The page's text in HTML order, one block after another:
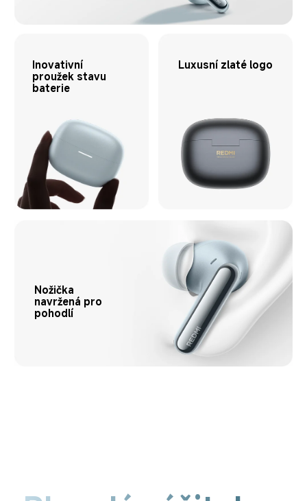
Inovativní
proužek stavu
baterie
Luxusní zlaté logo
Nožička
navržená pro
pohodlí